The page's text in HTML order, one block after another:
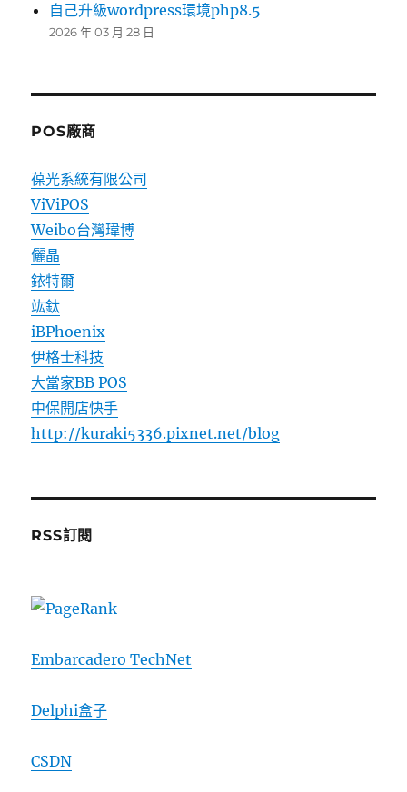
自己升級wordpress環境php8.5
2026 年 03 月 28 日
POS廠商
葆光系統有限公司
ViViPOS
Weibo台灣瑋博
儷晶
銥特爾
竑鈦
iBPhoenix
伊格士科技
大當家BB POS
中保開店快手
http://kuraki5336.pixnet.net/blog
RSS訂閱
Embarcadero TechNet
Delphi盒子
CSDN